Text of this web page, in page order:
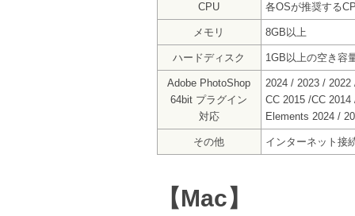
CPU 各OSが推奨する
メモリ 8GB以上
ハードディスク 1GB以上の空き容
Adobe PhotoShop
64bit プラグイン
対応
2024 / 2023 /
CC 2015 /CC 2014
Elements 2024 /
その他 インターネット接
【Mac】